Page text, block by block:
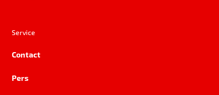
Service
Contact
Pers